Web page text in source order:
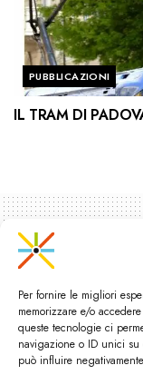
Per fornire le migliori
memorizzare e/o
queste tecnologie ci
navigazione o ID unici
può influire
PUBBLICAZIONI
IL TRAM DI